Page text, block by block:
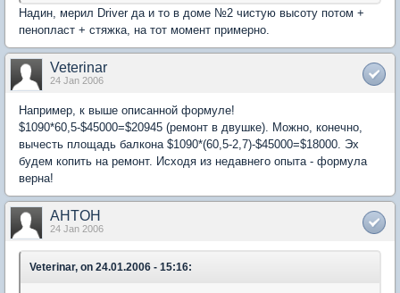
Надин, мерил Driver да и то в доме №2 чистую высоту потом +
пенопласт + стяжка, на тот момент примерно.
Veterinar
24 Jan 2006
Например, к выше описанной формуле!
$1090*60,5-$45000=$20945 (ремонт в двушке). Можно, конечно,
вычесть площадь балкона $1090*(60,5-2,7)-$45000=$18000. Эх
будем копить на ремонт. Исходя из недавнего опыта - формула
верна!
AHTOH
24 Jan 2006
Veterinar, on 24.01.2006 - 15:16: